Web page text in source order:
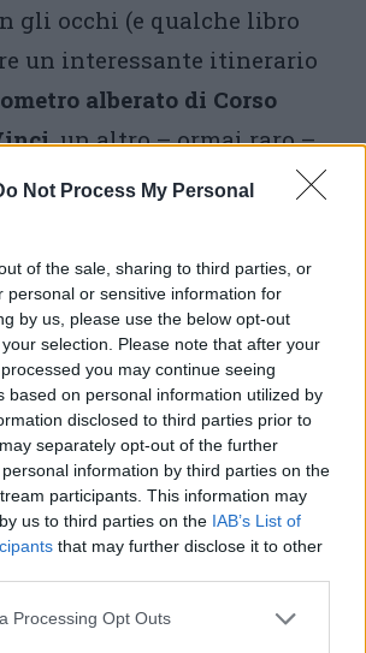
Not Process My Personal
of the sale, sharing to third parties, or
personal or sensitive information for
by us, please use the below opt-out
selection. Please note that after your
you may continue seeing
based on personal information utilized by
disclosed to third parties prior to
separately opt-out of the further
information by third parties on the
participants. This information may
us to third parties on the IAB’s List of
that may further disclose it to other
Processing Opt Outs
gli occhi (e qualche libro
un interessante itinerario
alberato di Corso
, un altro – ormai raro –
che la città è riuscita a
piazza Giovine Italia si parte
Veneto
: ben note come
ri-conosciute come edificio
al 1914-18 (l’atrio per
di un salone di pregio
si vedono case
della prima metà del
villaggio operaio risalente
.
sulle colline vicino a